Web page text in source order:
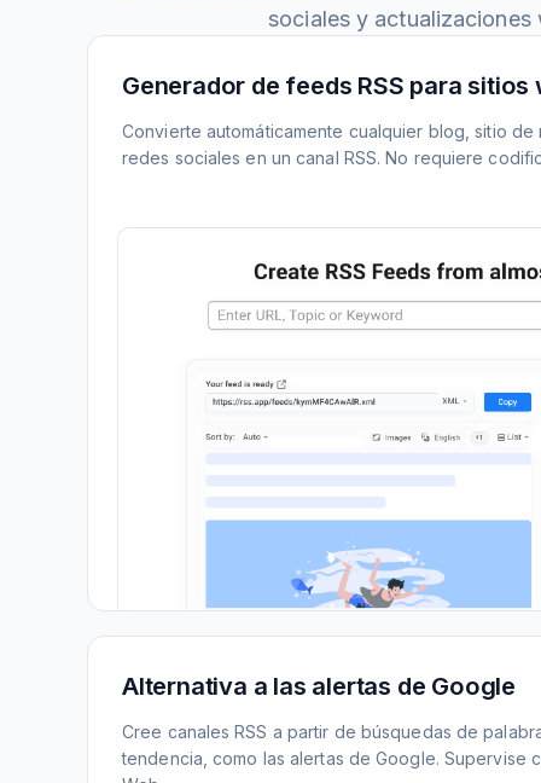
sociales y actualizaciones
Generador de feeds RSS para sitios
Convierte automáticamente cualquier blog, sitio
redes sociales en un canal RSS. No requiere
Alternativa a las alertas de Google
Cree canales RSS a partir de búsquedas de
tendencia, como las alertas de Google. Supervise